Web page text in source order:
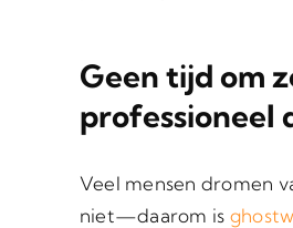
Geen tijd om
professioneel
Veel mensen dromen
niet—daarom is